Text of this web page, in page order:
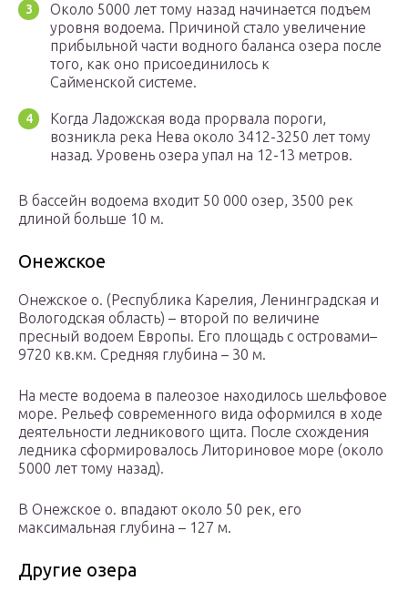
Около 5000 лет тому назад начинается подъем
уровня водоема. Причиной стало увеличение
прибыльной части водного баланса озера после
того, как оно присоединилось к
Сайменской системе.
Когда Ладожская вода прорвала пороги,
возникла река Нева около 3412-3250 лет тому
назад. Уровень озера упал на 12-13 метров.
В бассейн водоема входит 50 000 озер, 3500 рек
длиной больше 10 м.
Онежское
Онежское о. (Республика Карелия, Ленинградская и
Вологодская область) – второй по величине
пресный водоем Европы. Его площадь с островами–
9720 кв.км. Средняя глубина – 30 м.
На месте водоема в палеозое находилось шельфовое
море. Рельеф современного вида оформился в ходе
деятельности ледникового щита. После схождения
ледника сформировалось Литориновое море (около
5000 лет тому назад).
В Онежское о. впадают около 50 рек, его
максимальная глубина – 127 м.
Другие озера